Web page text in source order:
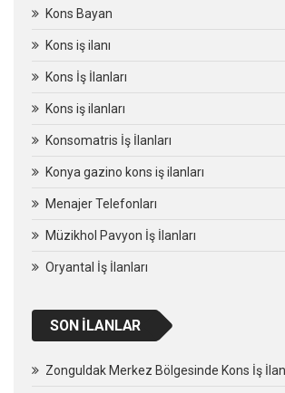
Kons Bayan
Kons iş ilanı
Kons İş İlanları
Kons iş ilanları
Konsomatris İş İlanları
Konya gazino kons iş ilanları
Menajer Telefonları
Müzikhol Pavyon İş İlanları
Oryantal İş İlanları
SON İLANLAR
Zonguldak Merkez Bölgesinde Kons İş